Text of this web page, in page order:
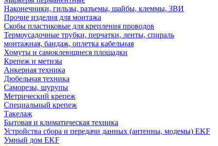
Наконечники, гильзы, разъемы, шайбы, клеммы, ЗВИ
Прочие изделия для монтажа
Скобы пластиковые для крепления проводов
Термоусадочные трубки, перчатки, ленты, спираль
монтажная, бандаж, оплетка кабельная
Хомуты и самоклеющиеся площадки
Крепеж и метизы
Анкерная техника
Дюбельная техника
Саморезы, шурупы
Метрический крепеж
Специальный крепеж
Такелаж
Бытовая и климатическая техника
Устройства сбора и передачи данных (антенны, модемы) EKF
Умный дом EKF